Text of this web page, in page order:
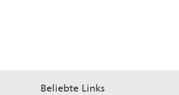
Beliebte Links